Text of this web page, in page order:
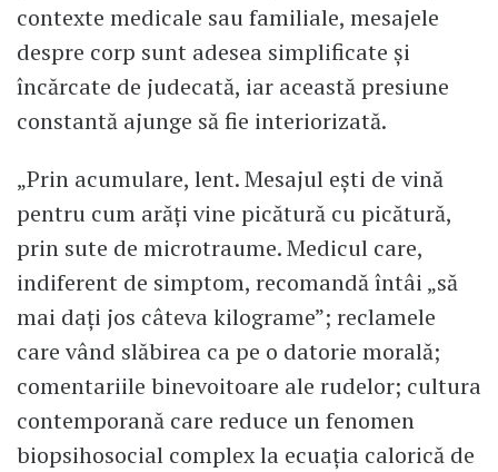
contexte medicale sau familiale, mesajele
despre corp sunt adesea simplificate și
încărcate de judecată, iar această presiune
constantă ajunge să fie interiorizată.
„Prin acumulare, lent. Mesajul ești de vină
pentru cum arăți vine picătură cu picătură,
prin sute de microtraume. Medicul care,
indiferent de simptom, recomandă întâi „să
mai dați jos câteva kilograme”; reclamele
care vând slăbirea ca pe o datorie morală;
comentariile binevoitoare ale rudelor; cultura
contemporană care reduce un fenomen
biopsihosocial complex la ecuația calorică de